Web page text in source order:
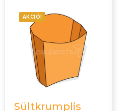
AKCIÓ!
Sültkrumplis